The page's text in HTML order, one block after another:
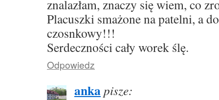
znalazłam, znaczy się wiem, co
Placuszki smażone na patelni, a
czosnkowy!!!
Serdeczności cały worek ślę.
Odpowiedz
ankapisze: